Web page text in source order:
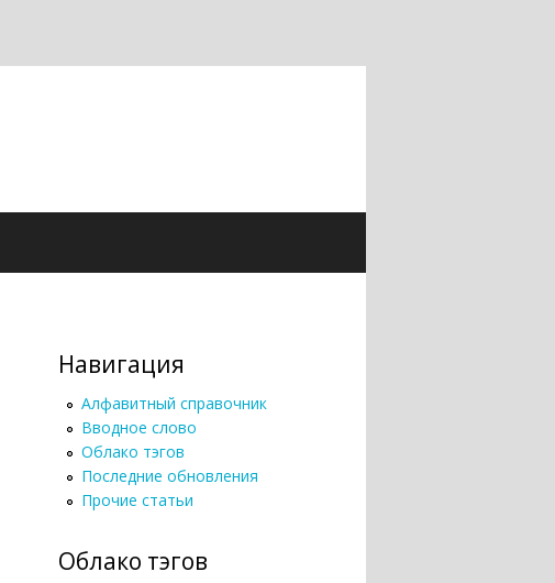
Навигация
Алфавитный справочник
Вводное слово
Облако тэгов
Последние обновления
Прочие статьи
Облако тэгов